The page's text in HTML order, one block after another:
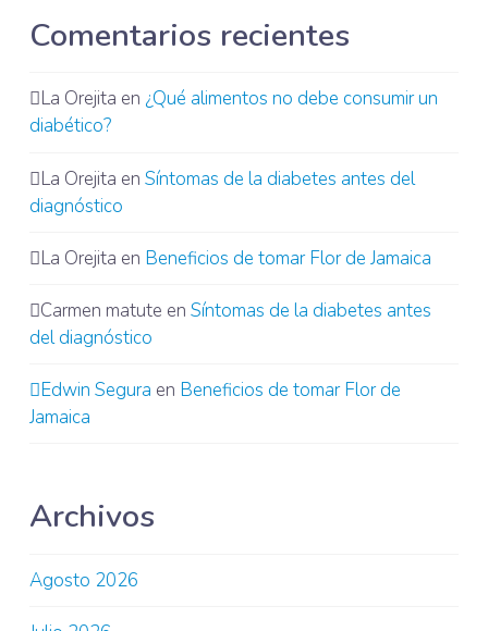
Comentarios recientes
La Orejita en ¿Qué alimentos no debe consumir un
diabético?
La Orejita en Síntomas de la diabetes antes del
diagnóstico
La Orejita en Beneficios de tomar Flor de Jamaica
Carmen matute en Síntomas de la diabetes antes
del diagnóstico
Edwin Segura en Beneficios de tomar Flor de
Jamaica
Archivos
Agosto 2026